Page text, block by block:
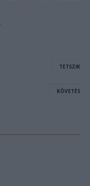
TETSZIK
KÖVETÉS